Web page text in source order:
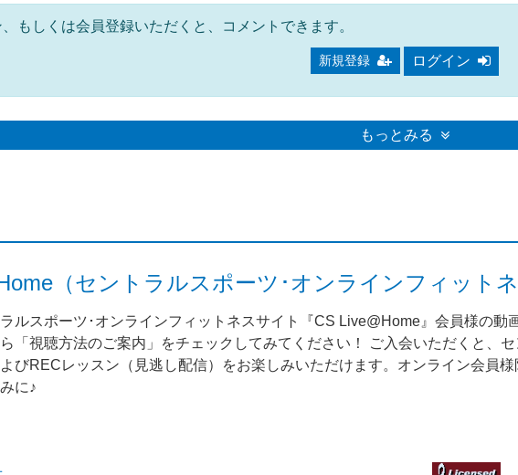
、もしくは会員登録いただくと、コメントできます。
新規登録 ログイン
もっとみる
（セントラルスポーツ･オンラインフィット
ルスポーツ･オンラインフィットネスサイト『CS Live@Home』会員様の
「視聴方法のご案内」をチェックしてみてください！ ご入会いただくと、
びRECレッスン（見逃し配信）をお楽しみいただけます。オンライン会員
に♪